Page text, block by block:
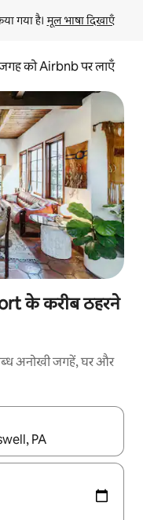
गया है। मूल भाषा दिखाएँ
को Airbnb पर लाएँ
के करीब ठहरने
अनोखी जगहें, घर और
की' का इस्तेमाल करके नेविगेट